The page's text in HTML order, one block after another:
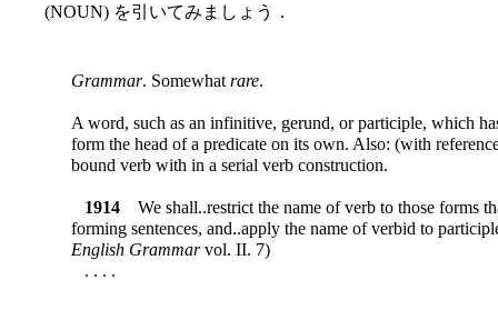
(NOUN) を引いてみましょう．
Grammar. Somewhat rare.
A word, such as an infinitive, gerund, or participle, which
form the head of a predicate on its own. Also: (with
bound verb with in a serial verb construction.
1914 We shall..restrict the name of verb to those forms
forming sentences, and..apply the name of verbid to
English Grammarvol. II. 7)
. . . .